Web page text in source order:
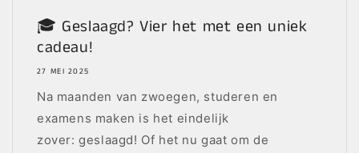
🎓 Geslaagd? Vier het met een uniek
cadeau!
27 MEI 2025
Na maanden van zwoegen, studeren en
examens maken is het eindelijk
zover: geslaagd! Of het nu gaat om de